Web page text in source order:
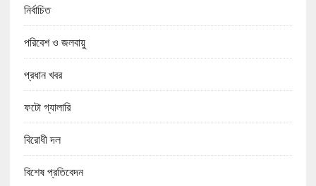
নির্বাচিত
পরিবেশ ও জলবায়ু
প্রধান খবর
ফটো গ্যালারি
বিরোধী দল
বিশেষ প্রতিবেদন